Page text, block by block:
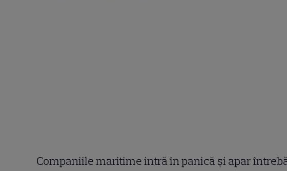
Companiile maritime intră în panică și apar